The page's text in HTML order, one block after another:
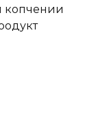
копчении